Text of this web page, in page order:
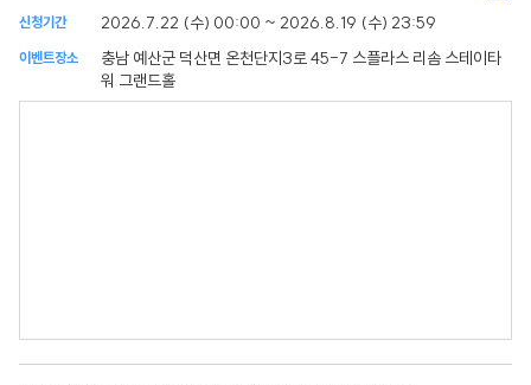
신청기간 2026.7.22 (수) 00:00 ~ 2026.8.19 (수) 23:59
이벤트장소
충남 예산군 덕산면 온천단지3로 45-7 스플라스 리솜 스테이타
워 그랜드홀